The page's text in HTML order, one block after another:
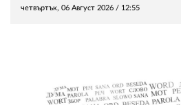
четвъртък, 06 Август 2026 / 12:55